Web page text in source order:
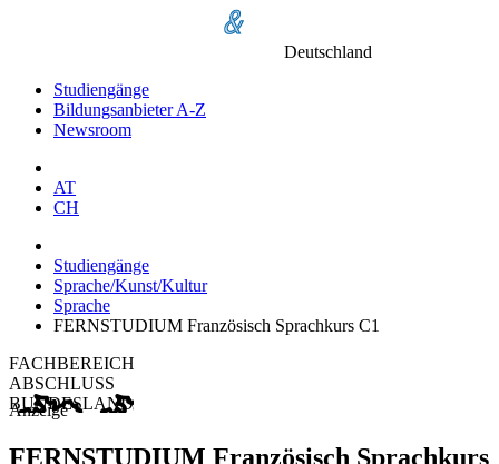
Deutschland
Studiengänge
Bildungsanbieter A-Z
Newsroom
AT
CH
Studiengänge
Sprache/Kunst/Kultur
Sprache
FERNSTUDIUM Französisch Sprachkurs C1
FACHBEREICH
ABSCHLUSS
BUNDESLAND
Anzeige
FERNSTUDIUM Französisch Sprachkurs